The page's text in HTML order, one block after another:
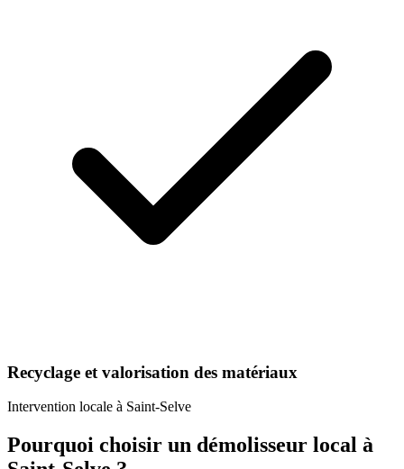
Recyclage et valorisation des matériaux
Intervention locale à Saint-Selve
Pourquoi choisir un démolisseur local à